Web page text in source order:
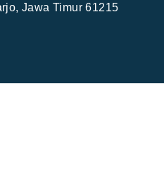
Jawa Timur 61215